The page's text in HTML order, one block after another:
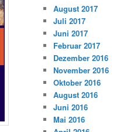
August 2017
Juli 2017
Juni 2017
Februar 2017
Dezember 2016
November 2016
Oktober 2016
August 2016
Juni 2016
Mai 2016